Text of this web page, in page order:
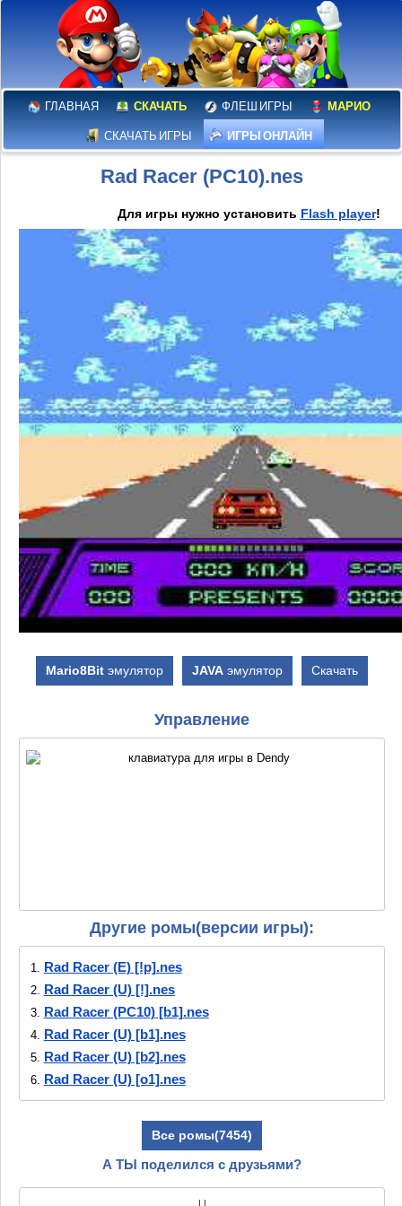
ГЛАВНАЯ СКАЧАТЬ ФЛЕШ ИГРЫ МАРИО
СКАЧАТЬ ИГРЫ ИГРЫ ОНЛАЙН
Rad Racer (PC10).nes
Для игры нужно установить Flash player!
Mario8Bit эмулятор JAVA эмулятор Скачать
Управление
Другие ромы(версии игры):
1. Rad Racer (E) [!p].nes
2. Rad Racer (U) [!].nes
3. Rad Racer (PC10) [b1].nes
4. Rad Racer (U) [b1].nes
5. Rad Racer (U) [b2].nes
6. Rad Racer (U) [o1].nes
Все ромы(7454)
А ТЫ поделился с друзьями?